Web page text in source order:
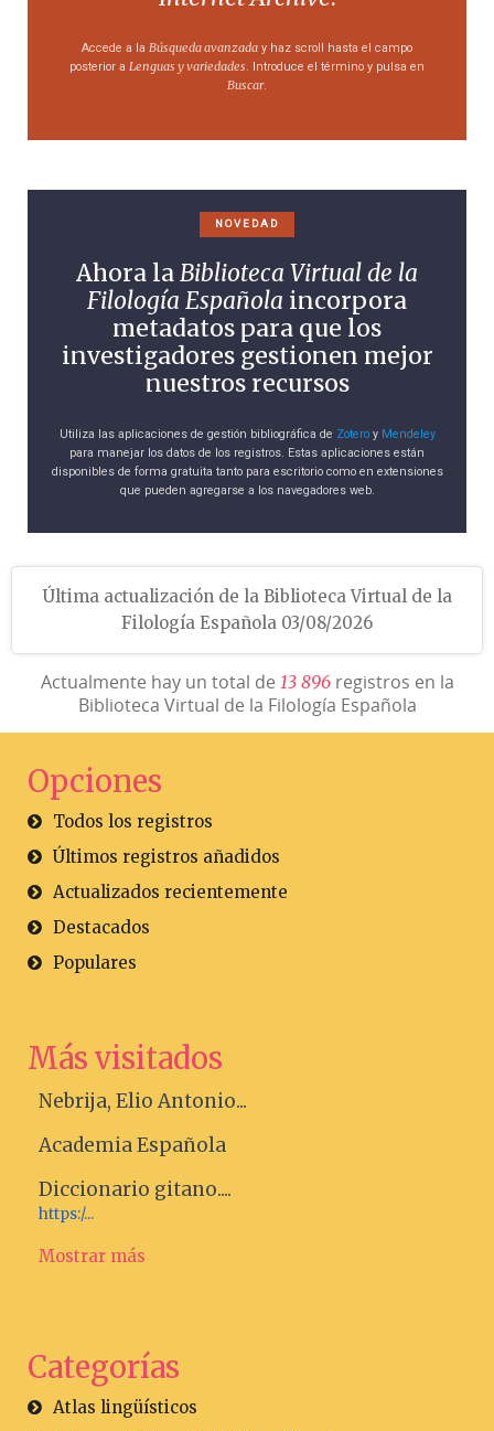
Accede a la Búsqueda avanzada y haz scroll hasta el campo
posterior a Lenguas y variedades . Introduce el término y pulsa en
Buscar.
NOVEDAD
Ahora laBiblioteca Virtual de la
Filología Española incorpora
metadatos para que los
investigadores gestionen mejor
nuestros recursos
Utiliza las aplicaciones de gestión bibliográfica de Zoteroy Mendeley
para manejar los datos de los registros. Estas aplicaciones están
disponibles de forma gratuita tanto para escritorio como en extensiones
que pueden agregarse a los navegadores web.
Última actualización de la Biblioteca Virtual de la
Filología Española 03/08/2026
Actualmente hay un total de 13 896registros en la
Biblioteca Virtual de la Filología Española
Opciones
Todos los registros
Últimos registros añadidos
Actualizados recientemente
Destacados
Populares
Más visitados
Nebrija, Elio Antonio...
Academia Española
Diccionario gitano....
https:/...
Mostrar más
Categorías
Atlas lingüísticos